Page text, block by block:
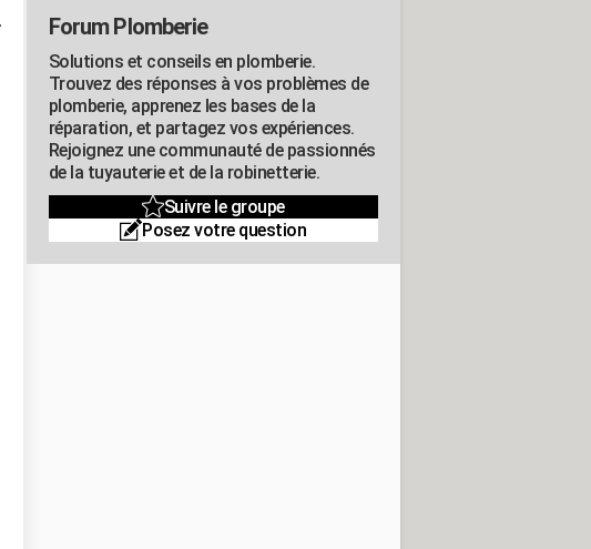
Forum Plomberie
Solutions et conseils en plomberie.
Trouvez des réponses à vos problèmes de
plomberie, apprenez les bases de la
réparation, et partagez vos expériences.
Rejoignez une communauté de passionnés
de la tuyauterie et de la robinetterie.
Suivre le groupe
Posez votre question